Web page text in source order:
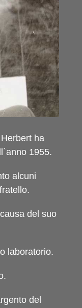
ha
1955.
alcuni
del suo
laboratorio.
del